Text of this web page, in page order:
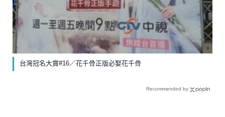
台灣冠名大賞#16／花千骨正版必娶花千骨
Recommended by